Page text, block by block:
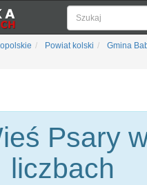
Powiat kolski
Gmina
Psary
liczbach